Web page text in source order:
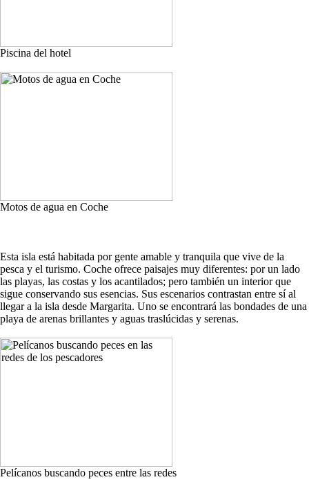
Piscina del hotel
Motos de agua en Coche
Esta isla está habitada por gente amable y tranquila que vive de la
pesca y el turismo. Coche ofrece paisajes muy diferentes: por un lado
las playas, las costas y los acantilados; pero también un interior que
sigue conservando sus esencias. Sus escenarios contrastan entre sí al
llegar a la isla desde Margarita. Uno se encontrará las bondades de una
playa de arenas brillantes y aguas traslúcidas y serenas.
Pelícanos buscando peces entre las redes